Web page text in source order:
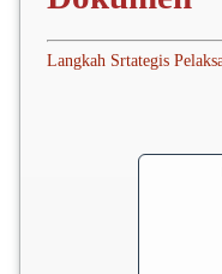
Langkah Srtategis